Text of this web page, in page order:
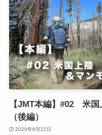
【JMT本編】#02 米国
（後編）
2020年8月22日